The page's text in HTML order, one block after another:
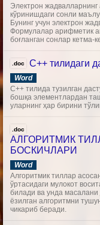
Электрон
кўринишдаги сонли
Бунинг учун электрон
Формулалар арифметик
боғланган сонлар кетма-
.doc С++ тилидаги
Word
C++ тилида тузилган
бошқа элементлардан
уларнинг ҳар бирини
.doc
АЛГОРИТМИК
БОСКИЧЛАРИ
Word
Алгоритмик тиллар
ўртасидаги мулокот
билади ва унда
ёзилган алгоритмни
чикариб беради.